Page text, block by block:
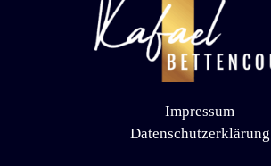
Impressum
Datenschutzerklärung